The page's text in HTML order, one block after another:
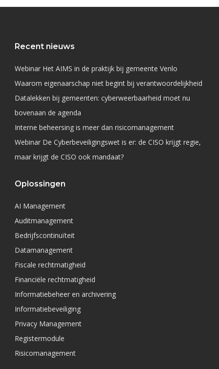
Recent nieuws
Webinar Het AIMS in de praktijk bij gemeente Venlo
Waarom eigenaarschap niet begint bij verantwoordelijkheid
Datalekken bij gemeenten: cyberweerbaarheid moet nu
bovenaan de agenda
Interne beheersing is meer dan risicomanagement
Webinar De Cyberbeveiligingswet is er: de CISO krijgt regie,
maar krijgt de CISO ook mandaat?
Oplossingen
AI Management
Auditmanagement
Bedrijfscontinuïteit
Datamanagement
Fiscale rechtmatigheid
Financiële rechtmatigheid
Informatiebeheer en archivering
Informatiebeveiliging
Privacy Management
Registermodule
Risicomanagement